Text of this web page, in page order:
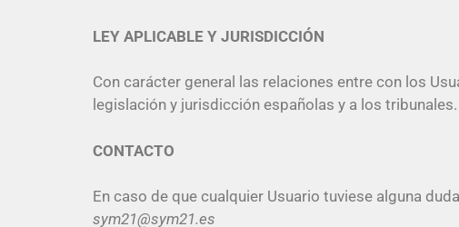
LEY APLICABLE Y JURISDICCIÓN
Con carácter general las relaciones entre con los
legislación y jurisdicción españolas y a los tribunales.
CONTACTO
En caso de que cualquier Usuario tuviese alguna
sym21@sym21.es